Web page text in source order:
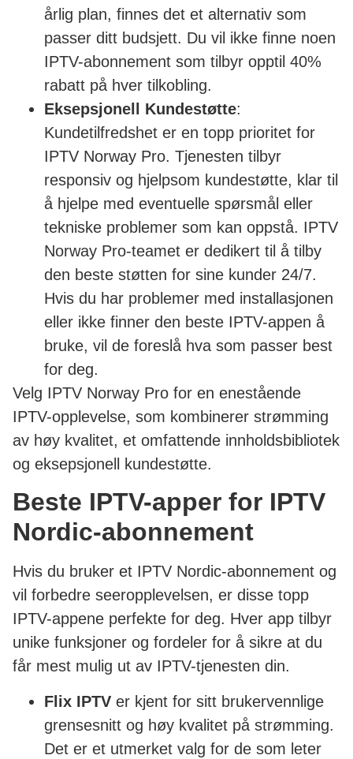
årlig plan, finnes det et alternativ som
passer ditt budsjett. Du vil ikke finne noen
IPTV-abonnement som tilbyr opptil 40%
rabatt på hver tilkobling.
Eksepsjonell Kundestøtte:
Kundetilfredshet er en topp prioritet for
IPTV Norway Pro. Tjenesten tilbyr
responsiv og hjelpsom kundestøtte, klar til
å hjelpe med eventuelle spørsmål eller
tekniske problemer som kan oppstå. IPTV
Norway Pro-teamet er dedikert til å tilby
den beste støtten for sine kunder 24/7.
Hvis du har problemer med installasjonen
eller ikke finner den beste IPTV-appen å
bruke, vil de foreslå hva som passer best
for deg.
Velg IPTV Norway Pro for en enestående
IPTV-opplevelse, som kombinerer strømming
av høy kvalitet, et omfattende innholdsbibliotek
og eksepsjonell kundestøtte.
Beste IPTV-apper for IPTV
Nordic-abonnement
Hvis du bruker et IPTV Nordic-abonnement og
vil forbedre seeropplevelsen, er disse topp
IPTV-appene perfekte for deg. Hver app tilbyr
unike funksjoner og fordeler for å sikre at du
får mest mulig ut av IPTV-tjenesten din.
Flix IPTV er kjent for sitt brukervennlige
grensesnitt og høy kvalitet på strømming.
Det er et utmerket valg for de som leter